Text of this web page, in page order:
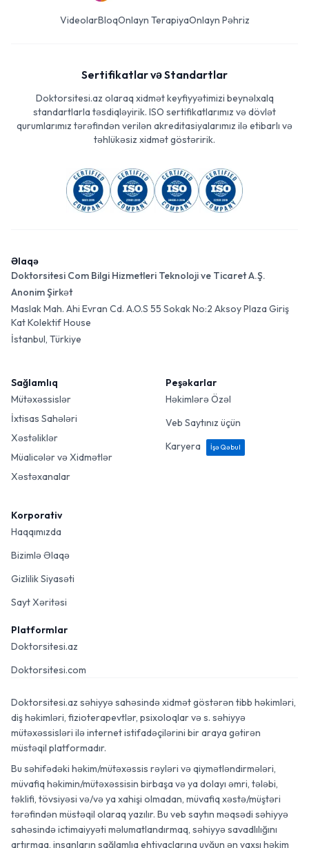
VideolarBloqOnlayn TerapiyaOnlayn Pəhriz
Sertifikatlar və Standartlar
Doktorsitesi.az olaraq xidmət keyfiyyətimizi beynəlxalq
standartlarla təsdiqləyirik. ISO sertifikatlarımız və dövlət
qurumlarımız tərəfindən verilən akreditasiyalarımız ilə etibarlı və
təhlükəsiz xidmət göstəririk.
Əlaqə
Doktorsitesi Com Bilgi Hizmetleri Teknoloji ve Ticaret A.Ş.
Anonim Şirkət
Maslak Mah. Ahi Evran Cd. A.O.S 55 Sokak No:2 Aksoy Plaza Giriş
Kat Kolektif House
İstanbul, Türkiye
Sağlamlıq
Mütəxəssislər
İxtisas Sahələri
Xəstəliklər
Müalicələr və Xidmətlər
Xəstəxanalar
Peşəkarlar
Həkimlərə Özəl
Veb Saytınız üçün
Karyera
İşə Qəbul
Korporativ
Haqqımızda
Bizimlə Əlaqə
Gizlilik Siyasəti
Sayt Xəritəsi
Platformlar
Doktorsitesi.az
Doktorsitesi.com
Doktorsitesi.az səhiyyə sahəsində xidmət göstərən tibb həkimləri,
diş həkimləri, fizioterapevtlər, psixoloqlar və s. səhiyyə
mütəxəssisləri ilə internet istifadəçilərini bir araya gətirən
müstəqil platformadır.
Bu səhifədəki həkim/mütəxəssis rəyləri və qiymətləndirmələri,
müvafiq həkimin/mütəxəssisin birbaşa və ya dolayı əmri, tələbi,
təklifi, tövsiyəsi və/və ya xahişi olmadan, müvafiq xəstə/müştəri
tərəfindən müstəqil olaraq yazılır. Bu veb saytın məqsədi səhiyyə
sahəsində ictimaiyyəti məlumatlandırmaq, səhiyyə savadlılığını
artırmaq, insanların sağlamlıq ehtiyaclarına uyğun ən yaxşı həkim